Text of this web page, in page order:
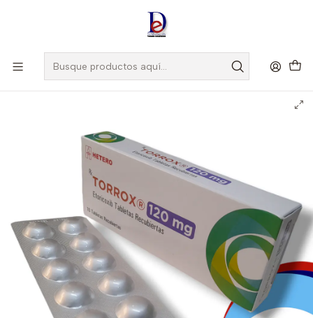
, Si eres nuevo regístrate
ETORICOXIB 120 MG X 10 TAB (TORROX)- - HETERO- VTO JUL
27--UBI 30-C-BLOQUE 2